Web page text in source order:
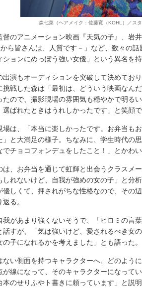
森七菜（ヘアメイク：佐藤寛（KOHL）／ス
のアニメーション映画『天気の子』、岩
ら皆さんは、人質です－」など、数々の話
ションにめっぽう強い女優」という異名を持
演もオーディションを突破して決めてお
挑戦した森は「最初は、どういう映画なん
たので、撮影現場の雰囲気も穏やかで明る
選ばれたときはうれしかったです」と笑顔で
は、「本当に楽しかったです。お弁当も
」と大満足の様子。ちなみに、学生時代の
でチョコフォンデュをしたこと！」とかわ
、お弁当を通じて虹輝と出会うクラスメ
しれないけど、自我が強めの女の子」と分
優しくて、押されがちな性格なので、その
る。
があまり強くないそうで、「ヒロミの言
話すが、「気は強いけど、愛されるべき女
の子になれるかを考えました」とも語った。
い側面を持つキャラクターへ、どのよう
が線になって、そのキャラクターになって
本のせりふやト書きに頼っています」と説明